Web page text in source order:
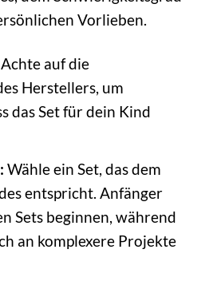
Vorlieben.
Achte auf die
Herstellers, um
das Set für dein Kind
Wähle ein Set, das dem
entspricht. Anfänger
Sets beginnen, während
an komplexere Projekte